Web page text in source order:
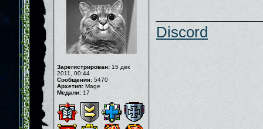
Зарегистрирован: 15 дек
2011, 00:44
Сообщения: 5470
Архетип: Mage
Медали: 17
Discord